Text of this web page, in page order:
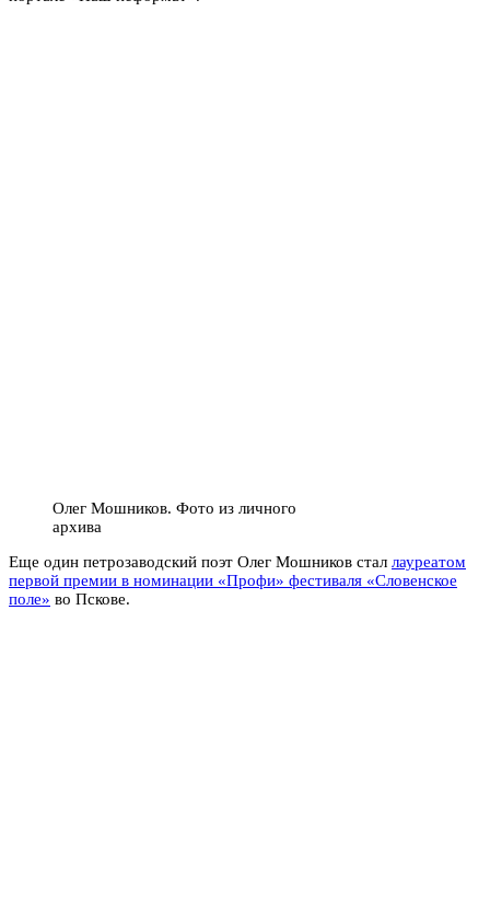
Олег Мошников. Фото из личного
архива
Еще один петрозаводский поэт Олег Мошников стал лауреатом
первой премии в номинации «Профи» фестиваля «Словенское
поле» во Пскове.